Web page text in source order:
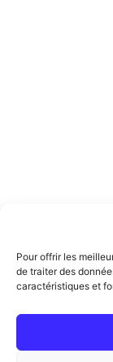
Pour offrir les
de traiter des
caractéristiques et